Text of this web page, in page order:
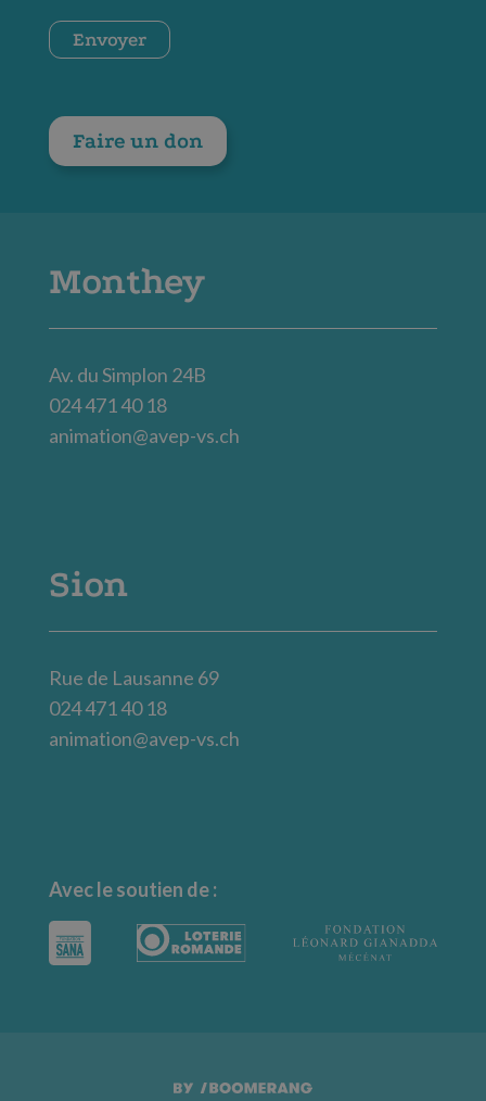
CAPTCHA
Envoyer
Faire un don
Monthey
Av. du Simplon 24B
024 471 40 18
animation@avep-vs.ch
Sion
Rue de Lausanne 69
024 471 40 18
animation@avep-vs.ch
Avec le soutien de :